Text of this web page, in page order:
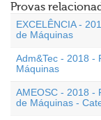
Provas
EXCELÊNCIA -
de Máquinas
Adm&Tec - 2018 -
Máquinas
AMEOSC - 2018 -
de Máquinas -